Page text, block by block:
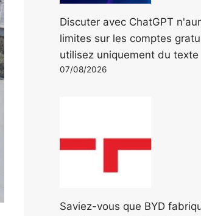
Discuter avec ChatGPT
limites sur les comptes
utilisez uniquement du texte
07/08/2026
Saviez-vous que BYD